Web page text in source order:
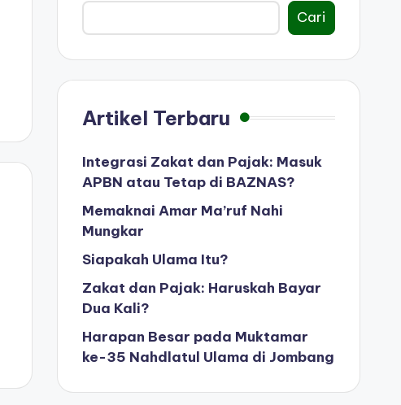
Cari
Artikel Terbaru
Integrasi Zakat dan Pajak: Masuk
APBN atau Tetap di BAZNAS?
Memaknai Amar Ma’ruf Nahi
Mungkar
Siapakah Ulama Itu?
Zakat dan Pajak: Haruskah Bayar
Dua Kali?
Harapan Besar pada Muktamar
ke-35 Nahdlatul Ulama di Jombang